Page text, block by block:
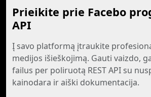
Prieikite prie Facebo
API
Į savo platformą įtraukite
medijos išieškojimą. Gauti vaizdo,
failus per poliruotą REST API su
kainodara ir aiški dokumentacija.